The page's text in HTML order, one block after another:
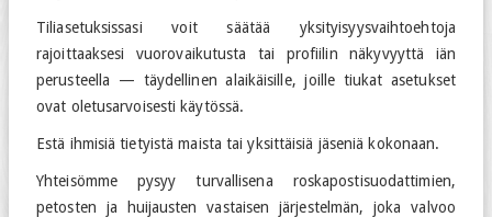
Tiliasetuksissasi voit säätää yksityisyysvaihtoehtoja
rajoittaaksesi vuorovaikutusta tai profiilin näkyvyyttä iän
perusteella — täydellinen alaikäisille, joille tiukat asetukset
ovat oletusarvoisesti käytössä.
Estä ihmisiä tietyistä maista tai yksittäisiä jäseniä kokonaan.
Yhteisömme pysyy turvallisena roskapostisuodattimien,
petosten ja huijausten vastaisen järjestelmän, joka valvoo